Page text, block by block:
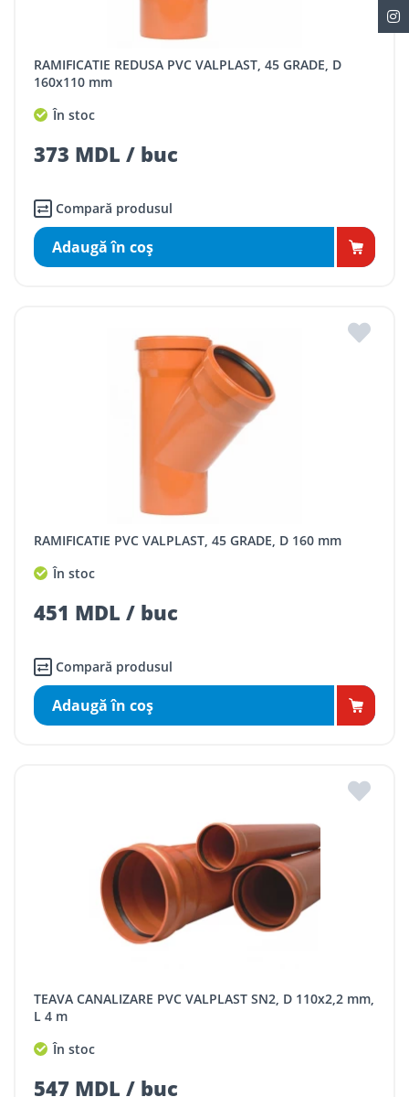
RAMIFICATIE REDUSA PVC VALPLAST, 45 GRADE, D
160x110 mm
În stoc
373 MDL / buc
Compară produsul
Adaugă în coş
RAMIFICATIE PVC VALPLAST, 45 GRADE, D 160 mm
În stoc
451 MDL / buc
Compară produsul
Adaugă în coş
TEAVA CANALIZARE PVC VALPLAST SN2, D 110x2,2 mm,
L 4 m
În stoc
547 MDL / buc